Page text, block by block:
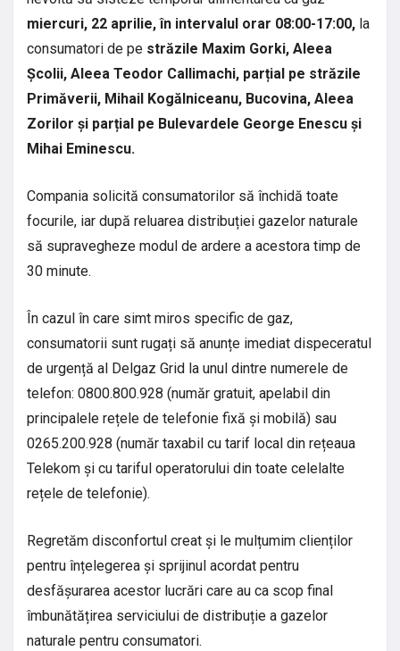
miercuri, 22 aprilie, în intervalul orar 08:00-17:00, la
consumatori de pe străzile Maxim Gorki, Aleea
Școlii, Aleea Teodor Callimachi, parțial pe străzile
Primăverii, Mihail Kogălniceanu, Bucovina, Aleea
Zorilor și parțial pe Bulevardele George Enescu și
Mihai Eminescu.
Compania solicită consumatorilor să închidă toate
focurile, iar după reluarea distribuției gazelor naturale
să supravegheze modul de ardere a acestora timp de
30 minute.
În cazul în care simt miros specific de gaz,
consumatorii sunt rugați să anunțe imediat dispeceratul
de urgență al Delgaz Grid la unul dintre numerele de
telefon: 0800.800.928 (număr gratuit, apelabil din
principalele rețele de telefonie fixă și mobilă) sau
0265.200.928 (număr taxabil cu tarif local din rețeaua
Telekom și cu tariful operatorului din toate celelalte
rețele de telefonie).
Regretăm disconfortul creat și le mulțumim clienților
pentru înțelegerea și sprijinul acordat pentru
desfășurarea acestor lucrări care au ca scop final
îmbunătățirea serviciului de distribuție a gazelor
naturale pentru consumatori.